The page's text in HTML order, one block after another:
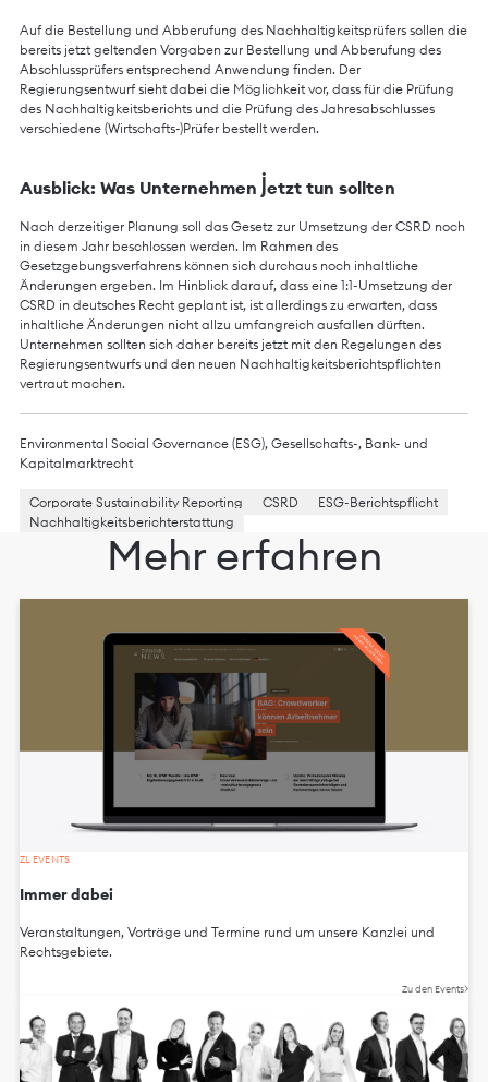
Auf die Bestellung und Abberufung des Nachhaltigkeitsprüfers sollen die
bereits jetzt geltenden Vorgaben zur Bestellung und Abberufung des
Abschlussprüfers entsprechend Anwendung finden. Der
Regierungsentwurf sieht dabei die Möglichkeit vor, dass für die Prüfung
des Nachhaltigkeitsberichts und die Prüfung des Jahresabschlusses
verschiedene (Wirtschafts-)Prüfer bestellt werden.
Ausblick: Was Unternehmen jetzt tun sollten
Nach derzeitiger Planung soll das Gesetz zur Umsetzung der CSRD noch
in diesem Jahr beschlossen werden. Im Rahmen des
Gesetzgebungsverfahrens können sich durchaus noch inhaltliche
Änderungen ergeben. Im Hinblick darauf, dass eine 1:1-Umsetzung der
CSRD in deutsches Recht geplant ist, ist allerdings zu erwarten, dass
inhaltliche Änderungen nicht allzu umfangreich ausfallen dürften.
Unternehmen sollten sich daher bereits jetzt mit den Regelungen des
Regierungsentwurfs und den neuen Nachhaltigkeitsberichtspflichten
vertraut machen.
Environmental Social Governance (ESG), Gesellschafts-, Bank- und
Kapitalmarktrecht
Corporate Sustainability Reporting CSRD
ESG-Berichtspflicht
Nachhaltigkeitsberichterstattung
Mehr erfahren
ZL EVENTS
Immer dabei
Veranstaltungen, Vorträge und Termine rund um unsere Kanzlei und
Rechtsgebiete.
Zu den Events